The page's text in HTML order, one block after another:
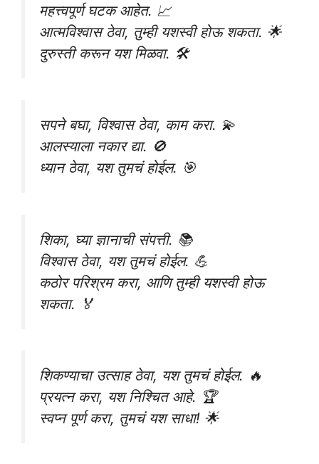
महत्त्वपूर्ण घटक आहेत. 📈
आत्मविश्वास ठेवा, तुम्ही यशस्वी होऊ शकता. 🌟
दुरुस्ती करून यश मिळवा. 🛠️
सपने बघा, विश्वास ठेवा, काम करा. 💫
आलस्याला नकार द्या. 🚫
ध्यान ठेवा, यश तुमचं होईल. 🎯
शिका, घ्या ज्ञानाची संपत्ती. 📚
विश्वास ठेवा, यश तुमचं होईल. 💪
कठोर परिश्रम करा, आणि तुम्ही यशस्वी होऊ
शकता. 🏅
शिकण्याचा उत्साह ठेवा, यश तुमचं होईल. 🔥
प्रयत्न करा, यश निश्चित आहे. 🏆
स्वप्न पूर्ण करा, तुमचं यश साधा! 🌟